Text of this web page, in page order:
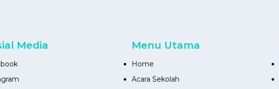
Media Menu Utama
Home
Acara Sekolah